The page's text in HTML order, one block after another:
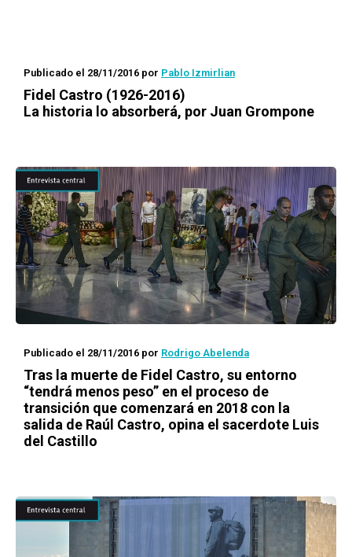
Publicado el 28/11/2016 por Pablo Izmirlian
Fidel Castro (1926-2016)
La historia lo absorberá, por Juan Grompone
Publicado el 28/11/2016 por Rodrigo Abelenda
Tras la muerte de Fidel Castro, su entorno
“tendrá menos peso” en el proceso de
transición que comenzará en 2018 con la
salida de Raúl Castro, opina el sacerdote Luis
del Castillo